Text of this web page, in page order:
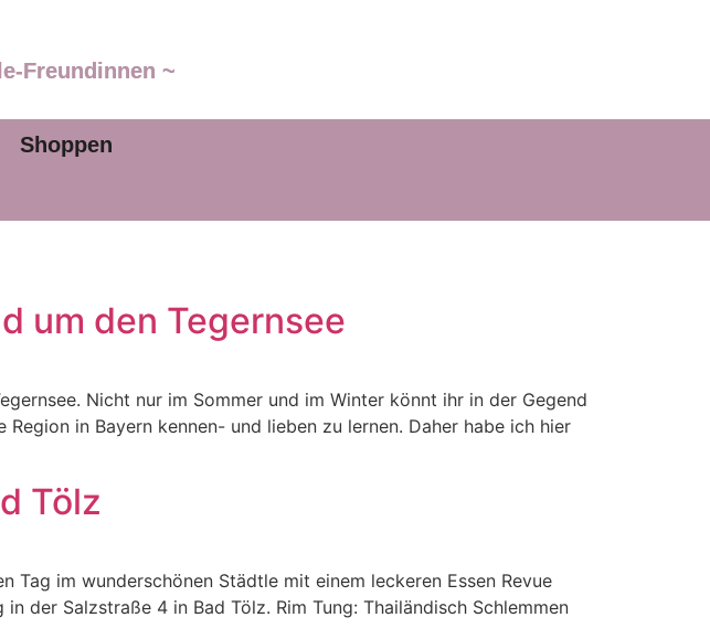
Freundinnen ~
Shoppen
um den Tegernsee
Nicht nur im Sommer und im Winter könnt ihr in der Gegend
in Bayern kennen- und lieben zu lernen. Daher habe ich hier
Tölz
im wunderschönen Städtle mit einem leckeren Essen Revue
der Salzstraße 4 in Bad Tölz. Rim Tung: Thailändisch Schlemmen